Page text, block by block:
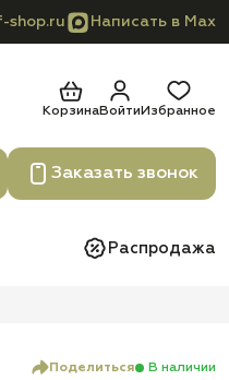
shop.ru Написать в Max
КорзинаВойти Избранное
Заказать звонок
Распродажа
Поделиться В наличии